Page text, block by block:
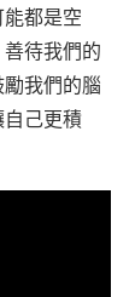
都是空
待我們的
我們的腦
己更積